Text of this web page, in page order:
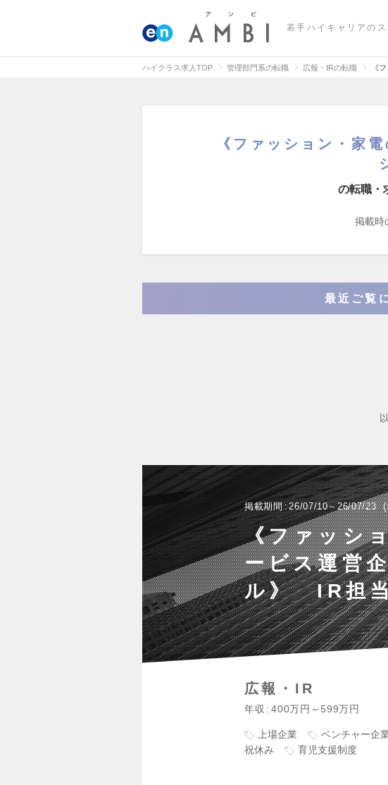
若手ハイキャリアの
ハイクラス求人TOP 管理部門系の転職 広報・IRの転職 《
《ファッション・家
の転職・
掲載時
最近ご覧
掲載期間 26/07/10～26/07/23
《ファッシ
ービス運営
ル》 IR担
広報・IR
年収 400万円～599万円
上場企業 ベンチャー企
祝休み
育児支援制度